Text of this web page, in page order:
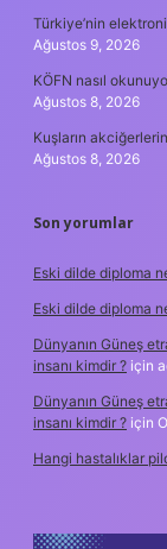
Türkiye’nin
Ağustos 9, 2026
KÖFN nasıl
Ağustos 8, 2026
Kuşların
Ağustos 8, 2026
Son yorumlar
Eski dilde diploma
Eski dilde diploma
Dünyanın Güneş
insanı kimdir ? için
Dünyanın Güneş
insanı kimdir ? için
Hangi hastalıklar